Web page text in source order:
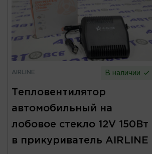
AIRLINE В наличии
Тепловентилятор
автомобильный на
лобовое стекло 12V 150Вт
в прикуриватель AIRLINE